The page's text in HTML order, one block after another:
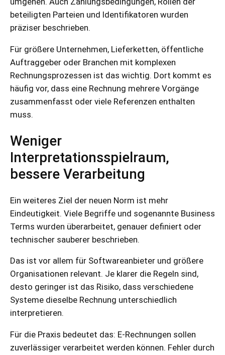
beteiligten Parteien und Identifikatoren wurden
präziser beschrieben.
Für größere Unternehmen, Lieferketten, öffentliche
Auftraggeber oder Branchen mit komplexen
Rechnungsprozessen ist das wichtig. Dort kommt es
häufig vor, dass eine Rechnung mehrere Vorgänge
zusammenfasst oder viele Referenzen enthalten
muss.
Weniger
Interpretationsspielraum,
bessere Verarbeitung
Ein weiteres Ziel der neuen Norm ist mehr
Eindeutigkeit. Viele Begriffe und sogenannte Business
Terms wurden überarbeitet, genauer definiert oder
technischer sauberer beschrieben.
Das ist vor allem für Softwareanbieter und größere
Organisationen relevant. Je klarer die Regeln sind,
desto geringer ist das Risiko, dass verschiedene
Systeme dieselbe Rechnung unterschiedlich
interpretieren.
Für die Praxis bedeutet das: E-Rechnungen sollen
zuverlässiger verarbeitet werden können. Fehler durch